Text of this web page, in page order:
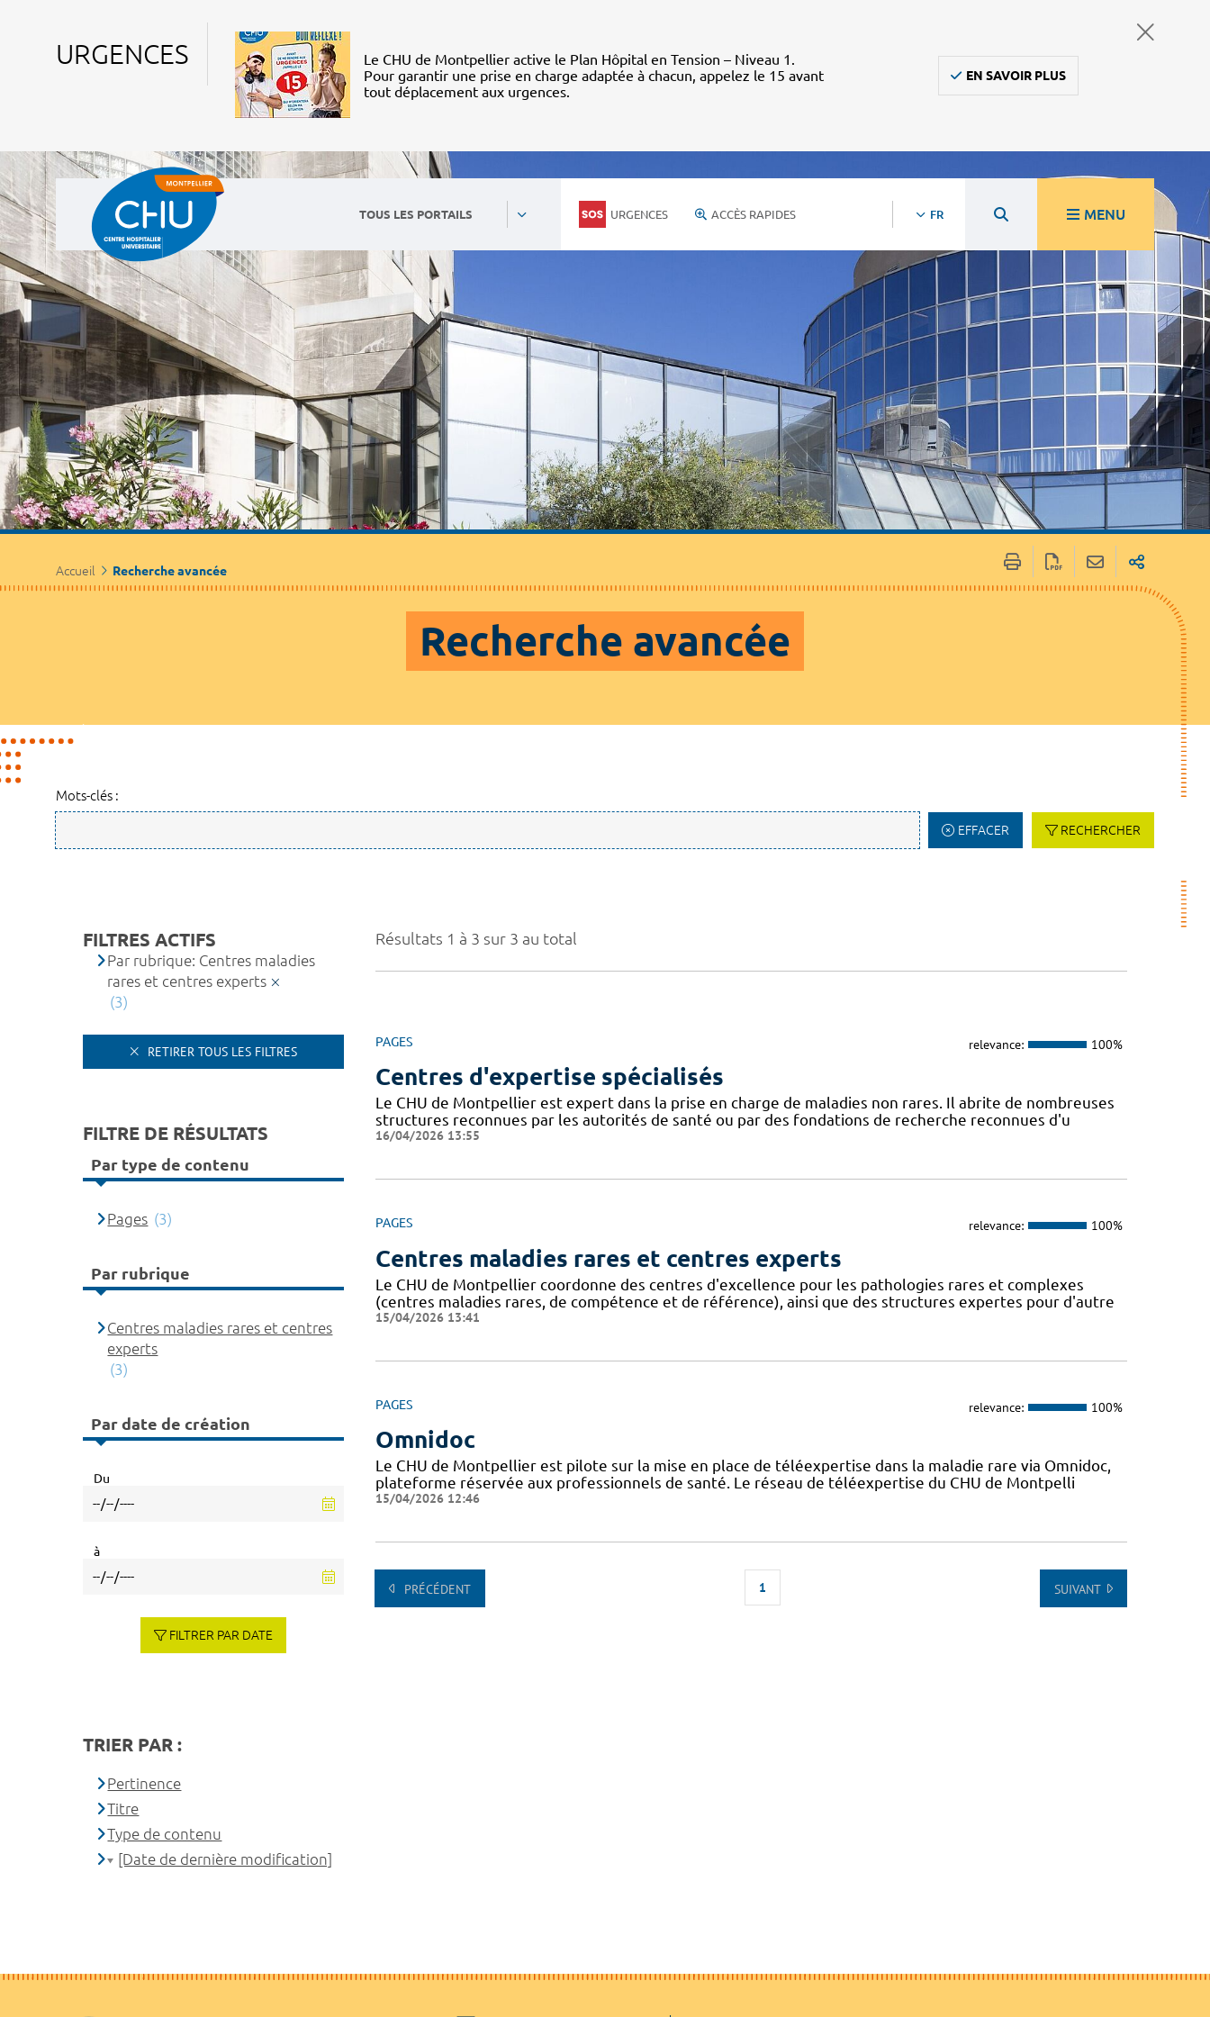
URGENCES
Le CHU de Montpellier active le Plan Hôpital en Tension – Niveau 1.
Pour garantir une prise en charge adaptée à chacun, appelez le 15 avant
tout déplacement aux urgences.
EN SAVOIR PLUS
TOUS LES PORTAILS URGENCES ACCÈS RAPIDES FR MENU
Accueil Recherche avancée
Recherche avancée
Mots-clés :
EFFACER RECHERCHER
Résultats 1 à 3 sur 3 au total
PAGES relevance: 100%
Centres d'expertise spécialisés
Le CHU de Montpellier est expert dans la prise en charge de maladies non rares. Il abrite de nombreuses
structures reconnues par les autorités de santé ou par des fondations de recherche reconnues d'u
16/04/2026 13:55
PAGES relevance: 100%
Centres maladies rares et centres experts
Le CHU de Montpellier coordonne des centres d'excellence pour les pathologies rares et complexes
(centres maladies rares, de compétence et de référence), ainsi que des structures expertes pour d'autre
15/04/2026 13:41
PAGES relevance: 100%
Omnidoc
Le CHU de Montpellier est pilote sur la mise en place de téléexpertise dans la maladie rare via Omnidoc,
plateforme réservée aux professionnels de santé. Le réseau de téléexpertise du CHU de Montpelli
15/04/2026 12:46
PRÉCÉDENT 1 SUIVANT
FILTRES ACTIFS
Par rubrique: Centres maladies
rares et centres experts
(3)
RETIRER TOUS LES FILTRES
FILTRE DE RÉSULTATS
Par type de contenu
Pages (3)
Par rubrique
Centres maladies rares et centres
experts
(3)
Par date de création
Du
à
FILTRER PAR DATE
TRIER PAR :
Pertinence
Titre
Type de contenu
[Date de dernière modification]